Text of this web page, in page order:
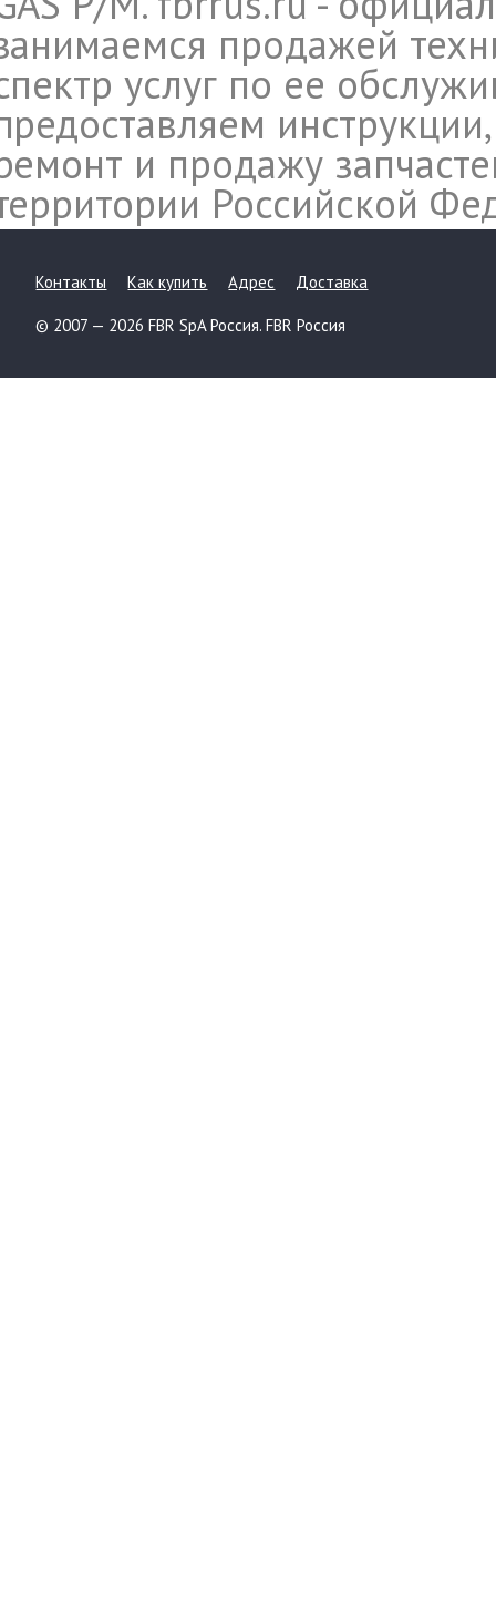
продажей
услуг по ее
и продажу
Российской
Контакты Как купить Адрес Доставка
© 2007 — 2026 FBR SpA Россия. FBR Россия